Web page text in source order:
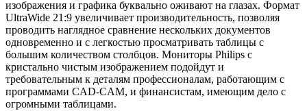
изображения и графика буквально оживают на глазах. Формат
UltraWide 21:9 увеличивает производительность, позволяя
проводить наглядное сравнение нескольких документов
одновременно и с легкостью просматривать таблицы с
большим количеством столбцов. Мониторы Philips с
кристально чистым изображением подойдут и
требовательным к деталям профессионалам, работающим с
программами CAD-CAM, и финансистам, имеющим дело с
огромными таблицами.